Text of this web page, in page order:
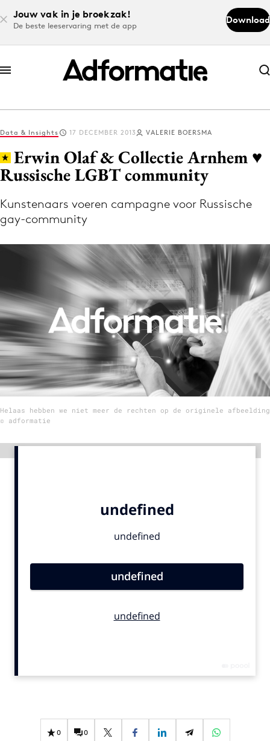
Jouw vak in je broekzak!
De beste leeservaring met de app
Download
Abonneer nu
Abonneer nu
Log in
Volg het laatste nieuws via de Adformatie
Menu
Home
9 sept: GenAI-training
12 nov: MarketingLive!
Adverteren
Events
Carriere
Design
Diversiteit
Effectiviteit
Data & Insights 17 DECEMBER 2013 VALERIE BOERSMA
Erwin Olaf & Collectie Arnhem ♥
Russische LGBT community
Kunstenaars voeren campagne voor Russische
gay-community
Helaas hebben we niet meer de rechten op de originele afbeelding
© adformatie
0 0